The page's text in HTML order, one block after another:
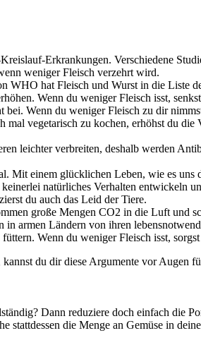
Erkrankungen. Verschiedene
weniger Fleisch verzehrt wird.
WHO hat Fleisch und Wurst in die Liste
Wenn du weniger Fleisch isst,
Wenn du weniger Fleisch zu dir
vegetarisch zu kochen, erhöhst du
leichter verbreiten, deshalb werden
Mit einem glücklichen Leben, wie es uns
natürliches Verhalten entwickeln
du auch das Leid der Tiere.
große Mengen CO2 in die Luft und
armen Ländern von ihren
Wenn du weniger Fleisch isst,
du dir diese Argumente vor Augen
Dann reduziere doch einfach die
die Menge an Gemüse in